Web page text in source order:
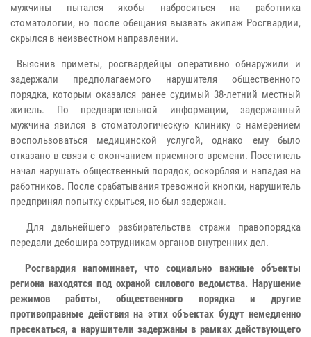
мужчины пытался якобы наброситься на работника
стоматологии, но после обещания вызвать экипаж Росгвардии,
скрылся в неизвестном направлении.
Выяснив приметы, росгвардейцы оперативно обнаружили и
задержали предполагаемого нарушителя общественного
порядка, которым оказался ранее судимый 38-летний местный
житель. По предварительной информации, задержанный
мужчина явился в стоматологическую клинику с намерением
воспользоваться медицинской услугой, однако ему было
отказано в связи с окончанием приемного времени. Посетитель
начал нарушать общественный порядок, оскорбляя и нападая на
работников. После срабатывания тревожной кнопки, нарушитель
предпринял попытку скрыться, но был задержан.
Для дальнейшего разбирательства стражи правопорядка
передали дебошира сотрудникам органов внутренних дел.
Росгвардия напоминает, что социально важные объекты
региона находятся под охраной силового ведомства. Нарушение
режимов работы, общественного порядка и другие
противоправные действия на этих объектах будут немедленно
пресекаться, а нарушители задержаны в рамках действующего